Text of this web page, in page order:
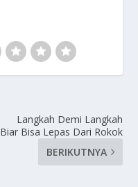
Langkah Demi Langkah
Biar Bisa Lepas Dari Rokok
BERIKUTNYA